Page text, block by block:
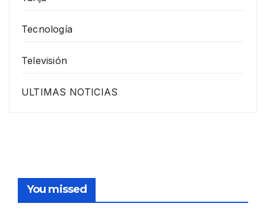
Tecnología
Televisión
ULTIMAS NOTICIAS
You missed